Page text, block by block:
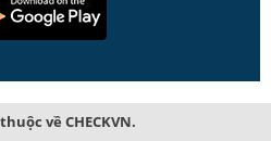
về CHECKVN.